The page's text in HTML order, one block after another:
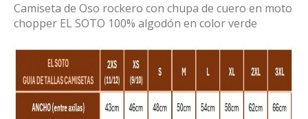
Camiseta de Oso rockero con chupa de cuero en moto
chopper EL SOTO 100% algodón en color verde